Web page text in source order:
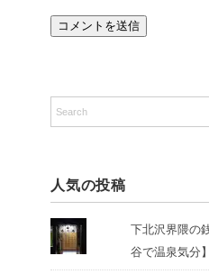
人気の投稿
下北沢界隈の
谷で温泉気分】